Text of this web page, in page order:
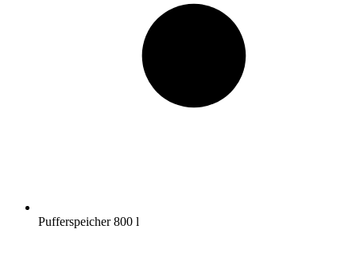
Pufferspeicher 800 l